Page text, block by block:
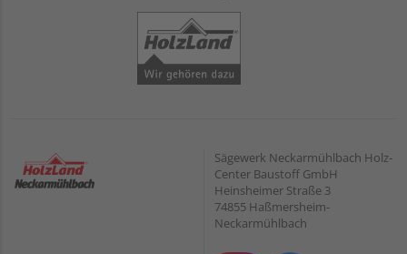
Sägewerk Neckarmühlbach Holz-
Center Baustoff GmbH
Heinsheimer Straße 3
74855 Haßmersheim-
Neckarmühlbach